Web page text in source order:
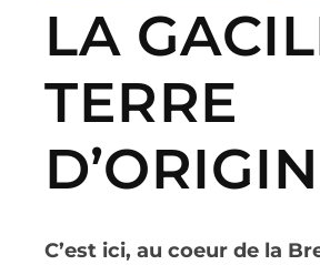
LA
TERRE
C’est ici, au coeur de la